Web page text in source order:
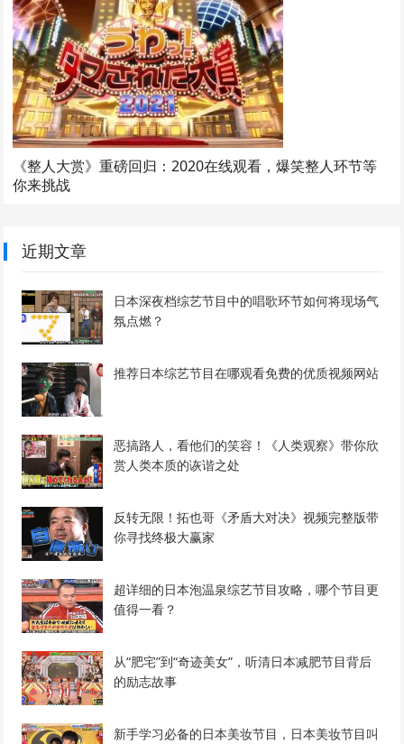
《整人大赏》重磅回归：2020在线观看，爆笑整人环节等
你来挑战
近期文章
日本深夜档综艺节目中的唱歌环节如何将现场气
氛点燃？
推荐日本综艺节目在哪观看免费的优质视频网站
恶搞路人，看他们的笑容！《人类观察》带你欣
赏人类本质的诙谐之处
反转无限！拓也哥《矛盾大对决》视频完整版带
你寻找终极大赢家
超详细的日本泡温泉综艺节目攻略，哪个节目更
值得一看？
从“肥宅”到“奇迹美女”，听清日本减肥节目背后
的励志故事
新手学习必备的日本美妆节目，日本美妆节目叫